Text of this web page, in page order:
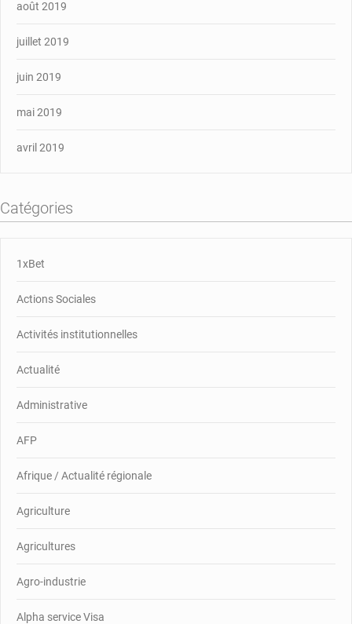
août 2019
juillet 2019
juin 2019
mai 2019
avril 2019
Catégories
1xBet
Actions Sociales
Activités institutionnelles
Actualité
Administrative
AFP
Afrique / Actualité régionale
Agriculture
Agricultures
Agro-industrie
Alpha service Visa